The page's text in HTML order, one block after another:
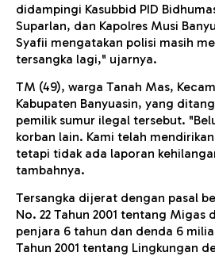
didampingi Kasubbid PID
Suparlan, dan Kapolres Musi
Syafii mengatakan polisi masih
tersangka lagi," ujarnya.
TM (49), warga Tanah Mas,
Kabupaten Banyuasin, yang
pemilik sumur ilegal tersebut.
korban lain. Kami telah
tetapi tidak ada laporan
tambahnya.
Tersangka dijerat dengan pasal
No. 22 Tahun 2001 tentang Migas
penjara 6 tahun dan denda 6
Tahun 2001 tentang Lingkungan